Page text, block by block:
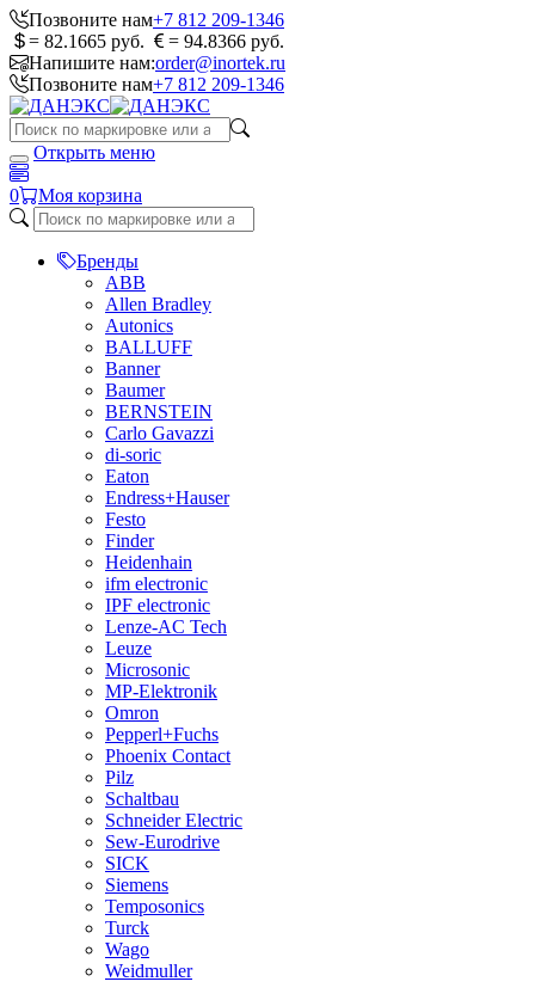
Позвоните нам+7 812 209-1346
= 82.1665 руб.
= 94.8366 руб.
Напишите нам:order@inortek.ru
Позвоните нам+7 812 209-1346
Открыть меню
0 Моя корзина
Бренды
ABB
Allen Bradley
Autonics
BALLUFF
Banner
Baumer
BERNSTEIN
Carlo Gavazzi
di-soric
Eaton
Endress+Hauser
Festo
Finder
Heidenhain
ifm electronic
IPF electronic
Lenze-AC Tech
Leuze
Microsonic
MP-Elektronik
Omron
Pepperl+Fuchs
Phoenix Contact
Pilz
Schaltbau
Schneider Electric
Sew-Eurodrive
SICK
Siemens
Temposonics
Turck
Wago
Weidmuller